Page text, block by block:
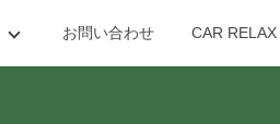
お問い合わせ CAR RELAX